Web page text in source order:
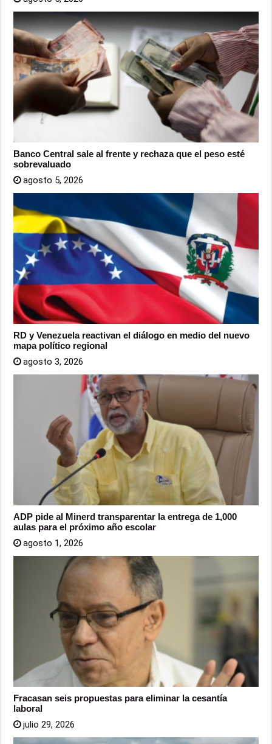
Banco Central sale al frente y rechaza que el peso esté
sobrevaluado
agosto 5, 2026
RD y Venezuela reactivan el diálogo en medio del nuevo
mapa político regional
agosto 3, 2026
ADP pide al Minerd transparentar la entrega de 1,000
aulas para el próximo año escolar
agosto 1, 2026
Fracasan seis propuestas para eliminar la cesantía
laboral
julio 29, 2026